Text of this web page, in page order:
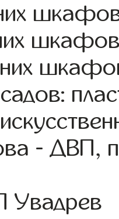
- ДВП,
Увадрев